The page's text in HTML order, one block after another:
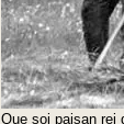
Que soi paisan rei